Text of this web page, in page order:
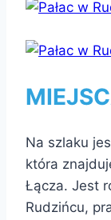
Na szlaku
która
Łącza. Jest
Rudzińcu,